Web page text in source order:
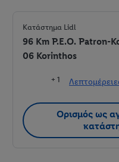
Κατάστημα Lidl
96 Km P.E.O. Patron-
06 Korinthos
+ 1
Ορισμός ως